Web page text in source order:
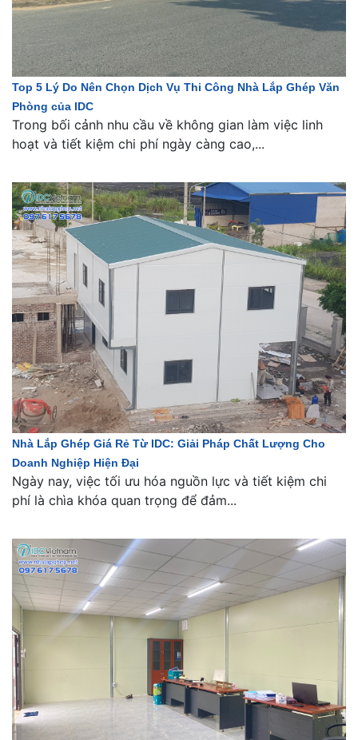
Top 5 Lý Do Nên Chọn Dịch Vụ Thi Công Nhà Lắp Ghép Văn
Phòng của IDC
Trong bối cảnh nhu cầu về không gian làm việc linh
hoạt và tiết kiệm chi phí ngày càng cao,...
Nhà Lắp Ghép Giá Rẻ Từ IDC: Giải Pháp Chất Lượng Cho
Doanh Nghiệp Hiện Đại
Ngày nay, việc tối ưu hóa nguồn lực và tiết kiệm chi
phí là chìa khóa quan trọng để đảm...